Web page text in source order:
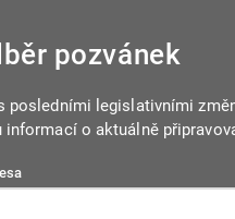
pozvánek
posledními legislativními
informací o aktuálně